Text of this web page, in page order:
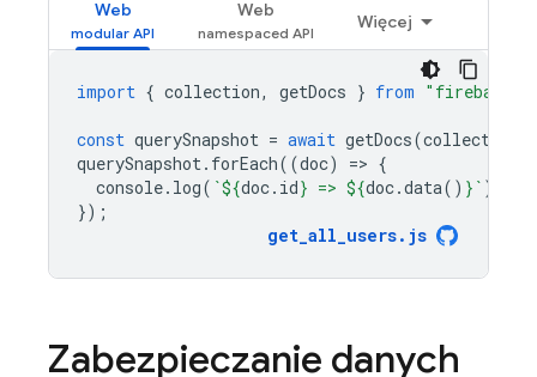
Web Web
Więcej
import { collection, getDocs } from "firebase/
const querySnapshot = await getDocs(collection
querySnapshot. forEach((doc) => {
console. log( `${doc. id} => ${doc.data() } ` );
});
get_all_users. js
Zabezpieczanie danych